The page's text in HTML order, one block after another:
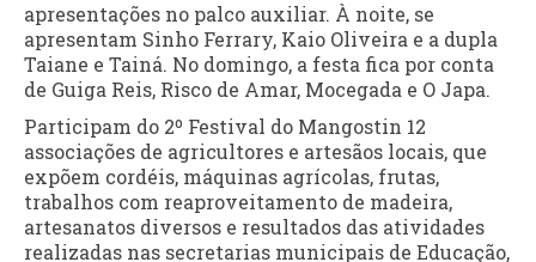
apresentações no palco auxiliar. À noite, se
apresentam Sinho Ferrary, Kaio Oliveira e a dupla
Taiane e Tainá. No domingo, a festa fica por conta
de Guiga Reis, Risco de Amar, Mocegada e O Japa.
Participam do 2º Festival do Mangostin 12
associações de agricultores e artesãos locais, que
expõem cordéis, máquinas agrícolas, frutas,
trabalhos com reaproveitamento de madeira,
artesanatos diversos e resultados das atividades
realizadas nas secretarias municipais de Educação,